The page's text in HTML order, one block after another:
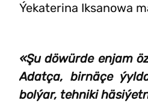
Ýekaterina Iksanowa
«Şu döwürde enjam
Adatça, birnäçe
bolýar, tehniki